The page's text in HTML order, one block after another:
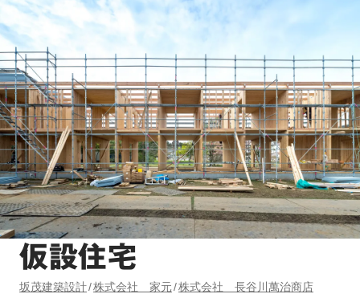
仮設住宅
坂茂建築設計 株式会社 家元 株式会社 長谷川萬治商店